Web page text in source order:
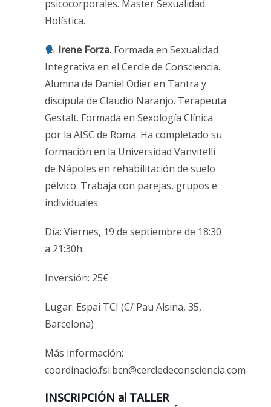
psicocorporales. Master Sexualidad
Holística.
Irene Forza. Formada en Sexualidad
Integrativa en el Cercle de Consciencia.
Alumna de Daniel Odier en Tantra y
discípula de Claudio Naranjo. Terapeuta
Gestalt. Formada en Sexología Clínica
por la AISC de Roma. Ha completado su
formación en la Universidad Vanvitelli
de Nápoles en rehabilitación de suelo
pélvico. Trabaja con parejas, grupos e
individuales.
Día: Viernes, 19 de septiembre de 18:30
a 21:30h.
Inversión: 25€
Lugar: Espai TCI (C/ Pau Alsina, 35,
Barcelona)
Más información:
coordinacio.fsi.bcn@cercledeconsciencia.com
INSCRIPCIÓN al TALLER